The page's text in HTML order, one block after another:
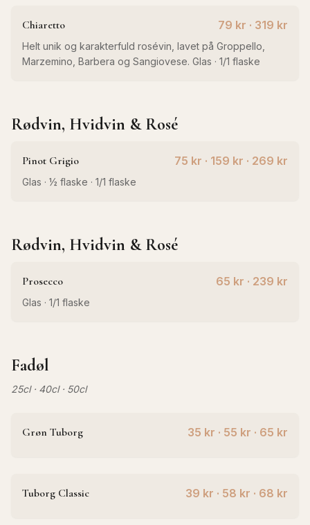
Chiaretto 79 kr · 319 kr
Helt unik og karakterfuld rosévin, lavet på Groppello,
Marzemino, Barbera og Sangiovese. Glas · 1/1 flaske
Rødvin, Hvidvin & Rosé
Pinot Grigio 75 kr · 159 kr · 269 kr
Glas · ½ flaske · 1/1 flaske
Rødvin, Hvidvin & Rosé
Prosecco 65 kr · 239 kr
Glas · 1/1 flaske
Fadøl
25cl · 40cl · 50cl
Grøn Tuborg 35 kr · 55 kr · 65 kr
Tuborg Classic 39 kr · 58 kr · 68 kr